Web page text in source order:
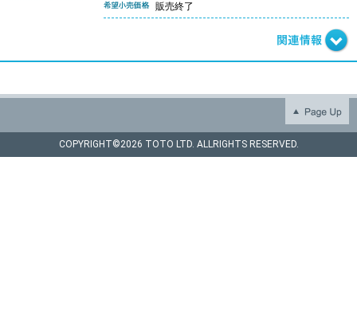
販売終了
COPYRIGHT©2026 TOTO LTD. ALLRIGHTS RESERVED.